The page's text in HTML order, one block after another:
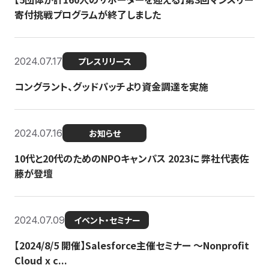
寄付挑戦プログラムが終了しました
2024.07.17 プレスリリース
コングラント、グッドパッチより資金調達を実施
2024.07.16 お知らせ
10代と20代のためのNPOキャンパス 2023に 弊社代表佐
藤が登壇
2024.07.09 イベント・セミナー
【2024/8/5 開催】Salesforce主催セミナー 〜Nonprofit
Cloud x c...